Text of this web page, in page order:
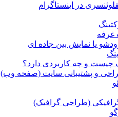
در اینستاگرام
یا نمایش بین جاده ای
چیست و چه کاربردی دارد؟
و پشتیبانی سایت (صفحه وب)
(طراحی گرافیک)